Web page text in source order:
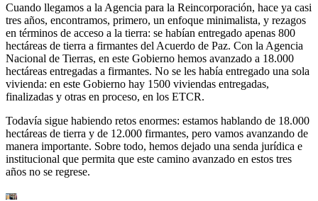
Cuando llegamos a la Agencia para la Reincorporación, hace ya casi
tres años, encontramos, primero, un enfoque minimalista, y rezagos
en términos de acceso a la tierra: se habían entregado apenas 800
hectáreas de tierra a firmantes del Acuerdo de Paz. Con la Agencia
Nacional de Tierras, en este Gobierno hemos avanzado a 18.000
hectáreas entregadas a firmantes. No se les había entregado una sola
vivienda: en este Gobierno hay 1500 viviendas entregadas,
finalizadas y otras en proceso, en los ETCR.
Todavía sigue habiendo retos enormes: estamos hablando de 18.000
hectáreas de tierra y de 12.000 firmantes, pero vamos avanzando de
manera importante. Sobre todo, hemos dejado una senda jurídica e
institucional que permita que este camino avanzado en estos tres
años no se regrese.